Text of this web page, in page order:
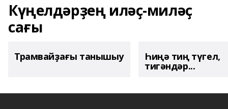
Күңелдәрҙең иләҫ-миләҫ
сағы
Трамвайҙағы танышыу Һиңә тиң түгел,
тигәндәр...